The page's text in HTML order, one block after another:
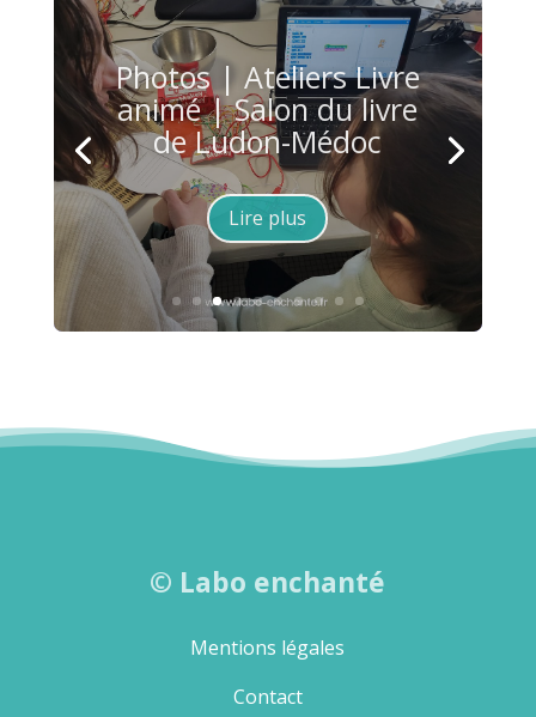
Photos | Ateliers Livre
animé | Salon du livre
de Ludon-Médoc
Lire plus
© Labo enchanté
Mentions légales
Contact